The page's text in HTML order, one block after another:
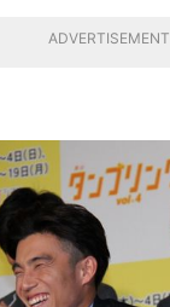
ADVERTISEMENT